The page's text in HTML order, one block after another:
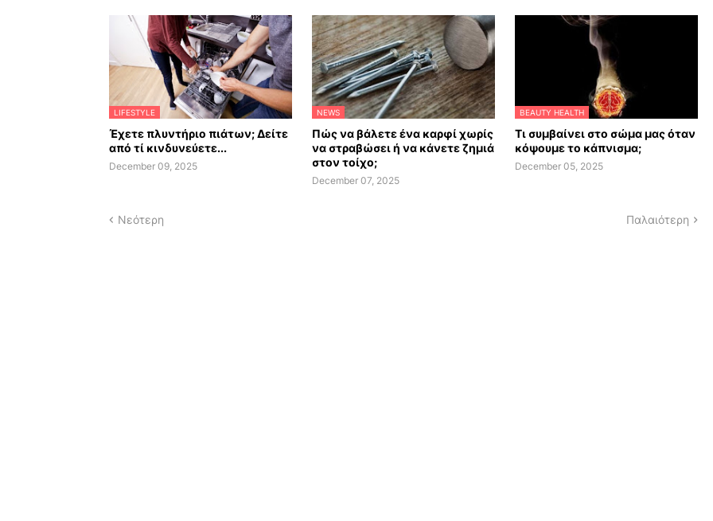
LIFESTYLE
Έχετε πλυντήριο πιάτων; Δείτε
από τί κινδυνεύετε...
December 09, 2025
NEWS
Πώς να βάλετε ένα καρφί χωρίς
να στραβώσει ή να κάνετε ζημιά
στον τοίχο;
December 07, 2025
BEAUTY HEALTH
Τι συμβαίνει στο σώμα μας όταν
κόψουμε το κάπνισμα;
December 05, 2025
Νεότερη Παλαιότερη